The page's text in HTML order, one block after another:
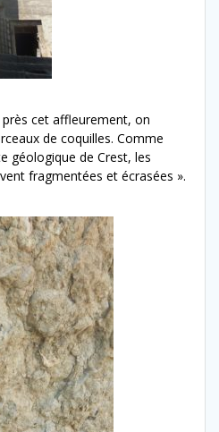
près cet affleurement, on
de coquilles. Comme
géologique de Crest, les
fragmentées et écrasées ».